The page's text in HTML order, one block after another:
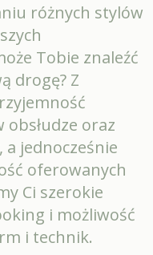
różnych stylów
Tobie znaleźć
drogę? Z
oraz
jednocześnie
oferowanych
Ci szerokie
i możliwość
i technik.